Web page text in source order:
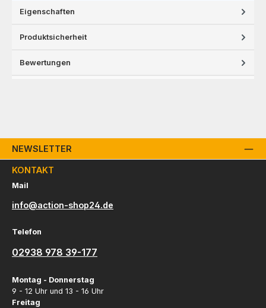
Eigenschaften
Produktsicherheit
Bewertungen
NEWSLETTER
KONTAKT
Mail
info@action-shop24.de
Telefon
02938 978 39-177
Montag - Donnerstag
9 - 12 Uhr und 13 - 16 Uhr
Freitag